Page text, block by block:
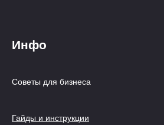
Инфо
Советы для бизнеса
Гайды и инструкции